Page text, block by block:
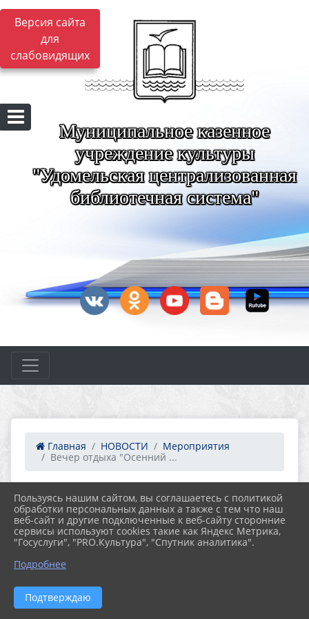
Версия сайта
для
слабовидящих
Муниципальное казенное
учреждение культуры
"Удомельская централизованная
библиотечная система"
Главная НОВОСТИ
Мероприятия
Вечер отдыха "Осенний ...
24.11.2022 13:40 62
ВЕЧЕР ОТДЫХА "ОСЕННИЙ СВЕТ В ДУШЕ
СИЯЕТ" ДЛЯ ОБЩЕСТВА ИНВАЛИДОВ
Пользуясь нашим сайтом, вы соглашаетесь с политикой
обработки персональных данных а также с тем что наш
веб-сайт и другие подключенные к веб-сайту сторонние
сервисы используют cookies такие как Яндекс Метрика,
"Госуслуги", "PRO.Культура", "Спутник аналитика".
Подробнее
Подтверждаю